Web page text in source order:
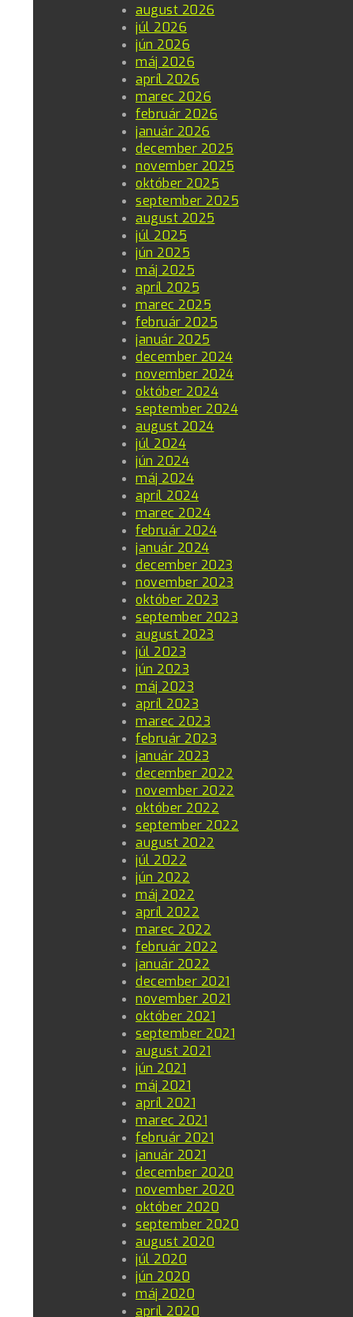
august 2026
júl 2026
jún 2026
máj 2026
apríl 2026
marec 2026
február 2026
január 2026
december 2025
november 2025
október 2025
september 2025
august 2025
júl 2025
jún 2025
máj 2025
apríl 2025
marec 2025
február 2025
január 2025
december 2024
november 2024
október 2024
september 2024
august 2024
júl 2024
jún 2024
máj 2024
apríl 2024
marec 2024
február 2024
január 2024
december 2023
november 2023
október 2023
september 2023
august 2023
júl 2023
jún 2023
máj 2023
apríl 2023
marec 2023
február 2023
január 2023
december 2022
november 2022
október 2022
september 2022
august 2022
júl 2022
jún 2022
máj 2022
apríl 2022
marec 2022
február 2022
január 2022
december 2021
november 2021
október 2021
september 2021
august 2021
jún 2021
máj 2021
apríl 2021
marec 2021
február 2021
január 2021
december 2020
november 2020
október 2020
september 2020
august 2020
júl 2020
jún 2020
máj 2020
apríl 2020